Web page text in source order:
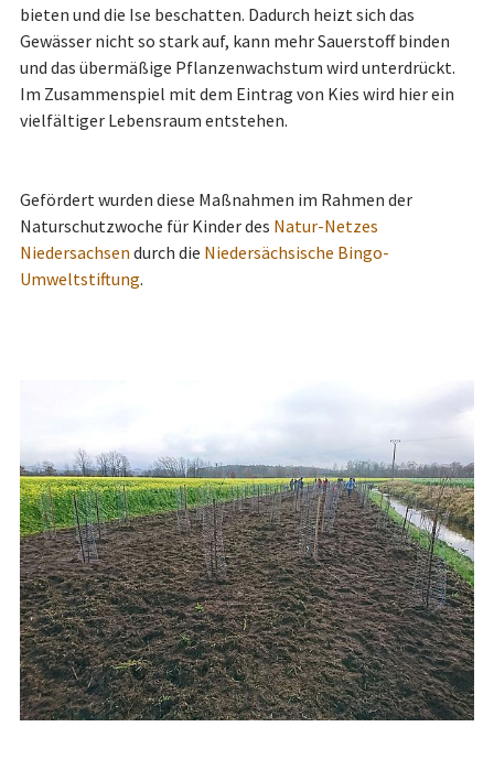
bieten und die Ise beschatten. Dadurch heizt sich das
Gewässer nicht so stark auf, kann mehr Sauerstoff binden
und das übermäßige Pflanzenwachstum wird unterdrückt.
Im Zusammenspiel mit dem Eintrag von Kies wird hier ein
vielfältiger Lebensraum entstehen.
Gefördert wurden diese Maßnahmen im Rahmen der
Naturschutzwoche für Kinder des Natur-Netzes
Niedersachsen durch die Niedersächsische Bingo-
Umweltstiftung.